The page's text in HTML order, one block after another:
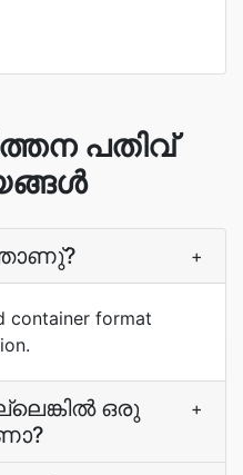
പതിവ്
+
container format
ഒരു
+